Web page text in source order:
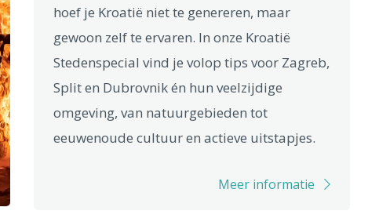
hoef je Kroatië niet te genereren, maar
gewoon zelf te ervaren. In onze Kroatië
Stedenspecial vind je volop tips voor Zagreb,
Split en Dubrovnik én hun veelzijdige
omgeving, van natuurgebieden tot
eeuwenoude cultuur en actieve uitstapjes.
Meer informatie